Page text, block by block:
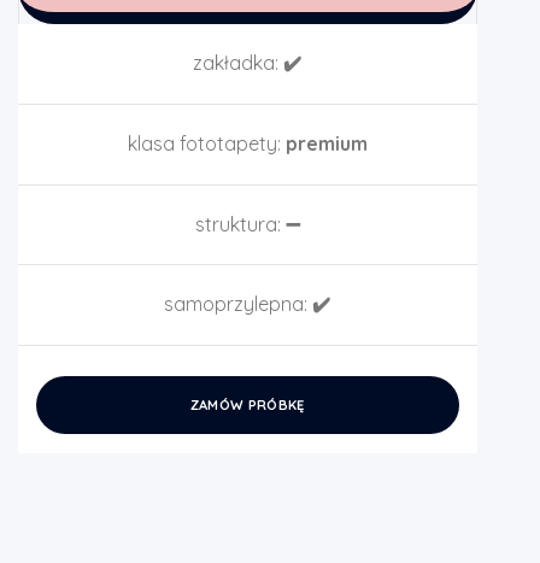
zakładka: ✔️
klasa fototapety: premium
struktura: ➖
samoprzylepna: ✔️
ZAMÓW PRÓBKĘ